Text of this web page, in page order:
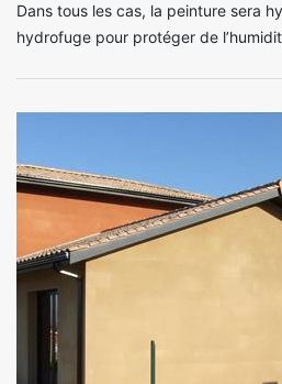
Dans tous les cas, la peinture sera
hydrofuge pour protéger de